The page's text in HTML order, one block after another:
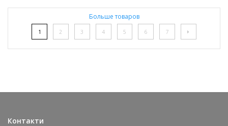
Больше товаров
1 2 3 4 5 6 7
Контакти